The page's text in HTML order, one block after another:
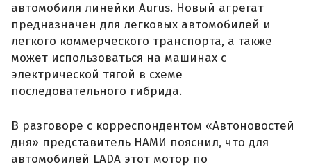
автомобиля линейки Aurus. Новый агрегат
предназначен для легковых автомобилей и
легкого коммерческого транспорта, а также
может использоваться на машинах с
электрической тягой в схеме
последовательного гибрида.
В разговоре с корреспондентом «Автоновостей
дня» представитель НАМИ пояснил, что для
автомобилей LADA этот мотор по